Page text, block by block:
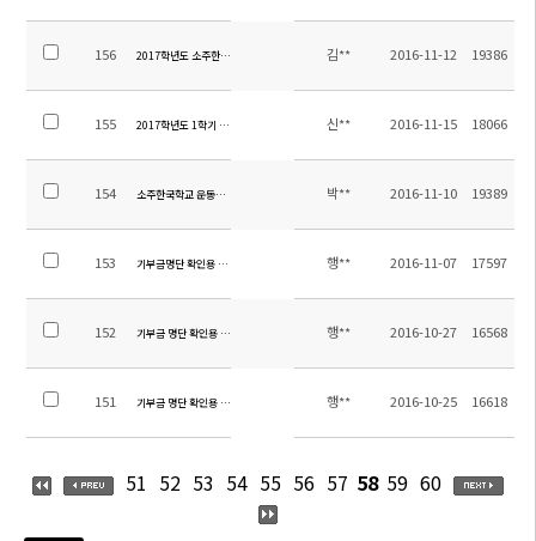
156 2017학년도 소주한국학교 교원 추가모집(면접대상자발표일:11.23.)
김** 2016-11-12 19386
155 2017학년도 1학기 신, 편입학시험 시행 계획 안내
신** 2016-11-15 18066
154 소주한국학교 운동장 우레탄 트렉 설치공사 입찰 공고(긴급)
박** 2016-11-10 19389
153 기부금명단 확인용 공지 행** 2016-11-07 17597
152 기부금 명단 확인용 공지(2011~20161026) 행** 2016-10-27 16568
151 기부금 명단 확인용 공지 행** 2016-10-25 16618
51 52 53 54 55 56 57 58 59 60